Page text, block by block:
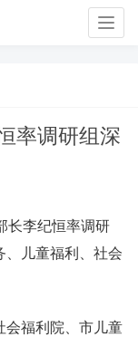
率调研组深
李纪恒率调研
儿童福利、社会
福利院、市儿童